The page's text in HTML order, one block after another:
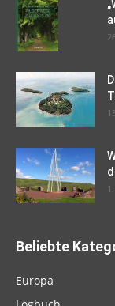
Beliebte
Europa